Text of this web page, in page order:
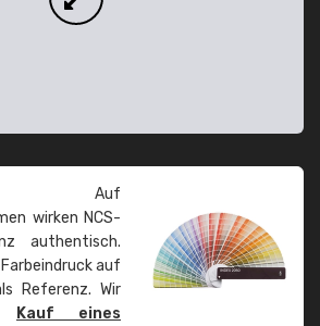
wirken NCS-
authentisch.
auf
Referenz. Wir
Kauf eines